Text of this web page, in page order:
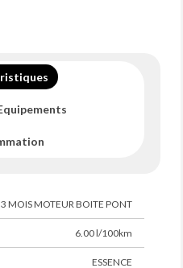
3 MOIS MOTEUR BOITE PONT
6.00 l/100km
ESSENCE